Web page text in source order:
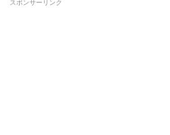
スポンサーリンク